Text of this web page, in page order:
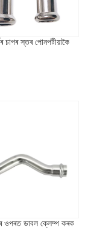
JIS
সুৰক্ষিত ছীল আৰু
চাপৰ স্তৰ পোনপটীয়াকৈ
ওপৰত ডাবল ক্লেম্প কৰক